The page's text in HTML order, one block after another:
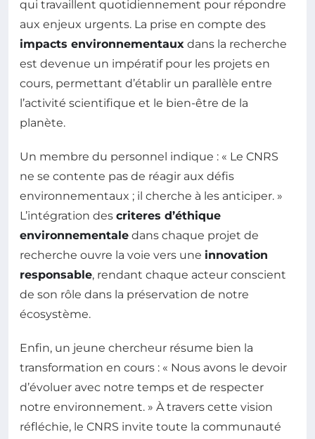
qui travaillent quotidiennement pour répondre
aux enjeux urgents. La prise en compte des
impacts environnementaux dans la recherche
est devenue un impératif pour les projets en
cours, permettant d’établir un parallèle entre
l’activité scientifique et le bien-être de la
planète.
Un membre du personnel indique : « Le CNRS
ne se contente pas de réagir aux défis
environnementaux ; il cherche à les anticiper. »
L’intégration des criteres d’éthique
environnementale dans chaque projet de
recherche ouvre la voie vers une innovation
responsable, rendant chaque acteur conscient
de son rôle dans la préservation de notre
écosystème.
Enfin, un jeune chercheur résume bien la
transformation en cours : « Nous avons le devoir
d’évoluer avec notre temps et de respecter
notre environnement. » À travers cette vision
réfléchie, le CNRS invite toute la communauté